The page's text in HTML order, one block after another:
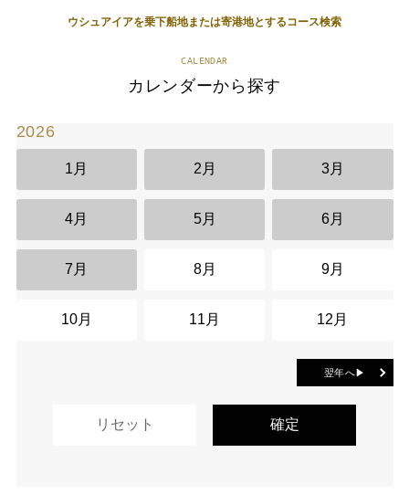
ウシュアイアを乗下船地または寄港地とするコース検索
CALENDAR
カレンダーから探す
2026
1月 2月 3月
4月 5月 6月
7月 8月 9月
10月 11月 12月
翌年へ▶